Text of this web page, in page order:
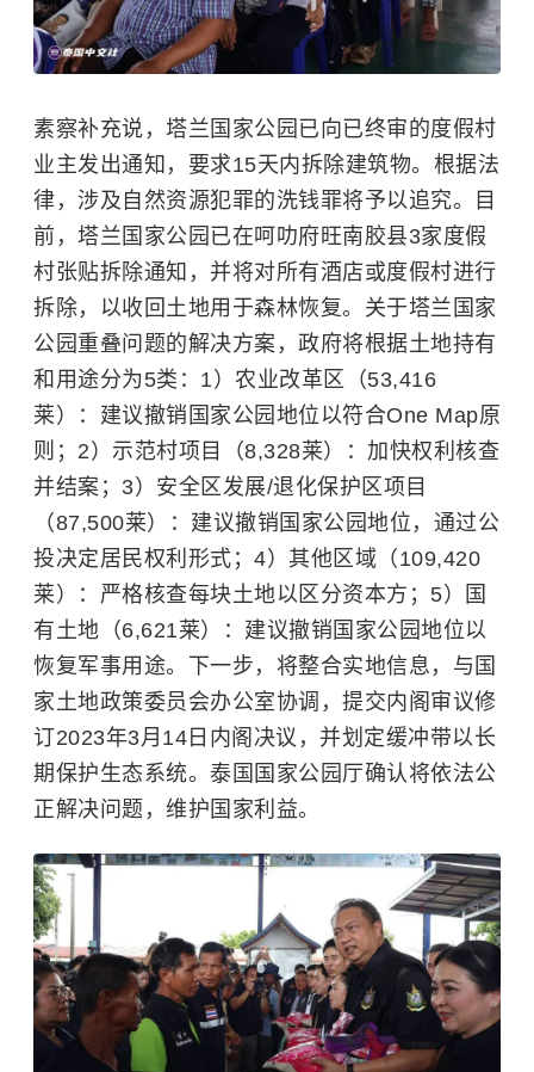
素察补充说，塔兰国家公园已向已终审的度假村
业主发出通知，要求15天内拆除建筑物。根据法
律，涉及自然资源犯罪的洗钱罪将予以追究。目
前，塔兰国家公园已在呵叻府旺南胶县3家度假
村张贴拆除通知，并将对所有酒店或度假村进行
拆除，以收回土地用于森林恢复。关于塔兰国家
公园重叠问题的解决方案，政府将根据土地持有
和用途分为5类：1）农业改革区（53,416
莱）：建议撤销国家公园地位以符合One Map原
则；2）示范村项目（8,328莱）：加快权利核查
并结案；3）安全区发展/退化保护区项目
（87,500莱）：建议撤销国家公园地位，通过公
投决定居民权利形式；4）其他区域（109,420
莱）：严格核查每块土地以区分资本方；5）国
有土地（6,621莱）：建议撤销国家公园地位以
恢复军事用途。下一步，将整合实地信息，与国
家土地政策委员会办公室协调，提交内阁审议修
订2023年3月14日内阁决议，并划定缓冲带以长
期保护生态系统。泰国国家公园厅确认将依法公
正解决问题，维护国家利益。